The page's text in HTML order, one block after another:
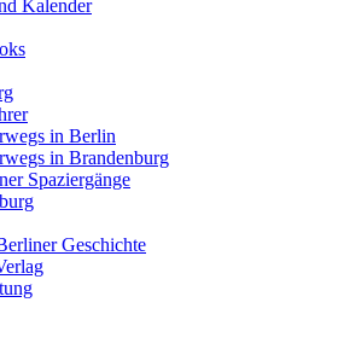
Kalender
in Berlin
in Brandenburg
Spaziergänge
Geschichte